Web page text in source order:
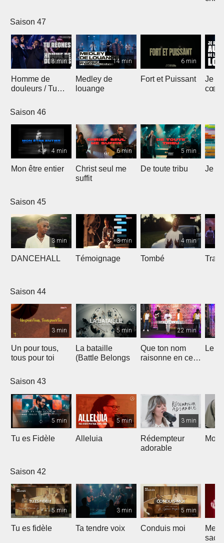
Saison 47
8 min
Homme de
douleurs / Tu
14 min
Medley de
louange
6 min
Fort et Puissant
Je
cœur
Saison 46
4 min
Mon être entier
6 min
Christ seul me
suffit
5 min
De toute tribu Je
Saison 45
3 min
DANCEHALL
3 min
Témoignage
4 min
Tombé
Saison 44
3 min
Un pour tous,
tous pour toi
5 min
La bataille
(Battle Belongs
22 min
Que ton nom
raisonne en ce
Le
Saison 43
5 min
Tu es Fidèle
5 min
Alleluia
3 min
Rédempteur
adorable
Mon
Saison 42
5 min
Tu es fidèle
3 min
Ta tendre voix
5 min
Conduis moi